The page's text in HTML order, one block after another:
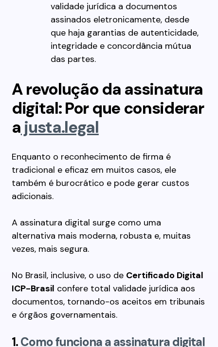
validade jurídica a documentos
assinados eletronicamente, desde
que haja garantias de autenticidade,
integridade e concordância mútua
das partes.
A revolução da assinatura
digital: Por que considerar
a justa.legal
Enquanto o reconhecimento de firma é
tradicional e eficaz em muitos casos, ele
também é burocrático e pode gerar custos
adicionais.
A assinatura digital surge como uma
alternativa mais moderna, robusta e, muitas
vezes, mais segura.
No Brasil, inclusive, o uso de Certificado Digital
ICP-Brasil confere total validade jurídica aos
documentos, tornando-os aceitos em tribunais
e órgãos governamentais.
1.Como funciona a assinatura digital